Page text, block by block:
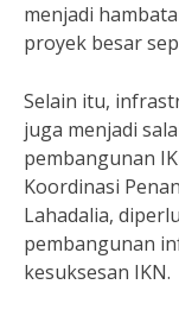
menjadi
proyek besar
Selain itu,
juga menjadi
pembangunan
Koordinasi
Lahadalia,
pembangunan
kesuksesan IKN.